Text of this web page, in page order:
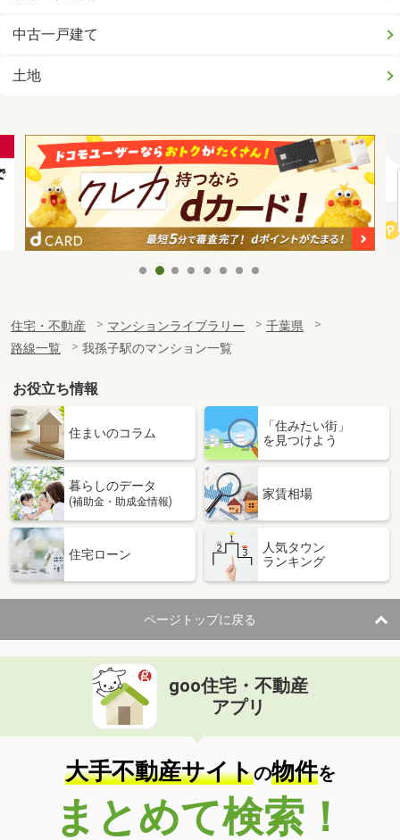
中古一戸建て
土地
住宅・不動産 マンションライブラリー
千葉県
路線一覧
我孫子駅のマンション一覧
お役立ち情報
住まいのコラム
「住みたい街」
を見つけよう
暮らしのデータ
(補助金・助成金情報)
家賃相場
住宅ローン
人気タウン
ランキング
ページトップに戻る
goo住宅・不動産
アプリ
大手不動産サイトの物件を
まとめて検索！